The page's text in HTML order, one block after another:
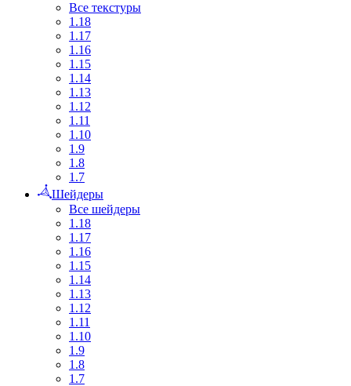
Все текстуры
1.18
1.17
1.16
1.15
1.14
1.13
1.12
1.11
1.10
1.9
1.8
1.7
Шейдеры
Все шейдеры
1.18
1.17
1.16
1.15
1.14
1.13
1.12
1.11
1.10
1.9
1.8
1.7